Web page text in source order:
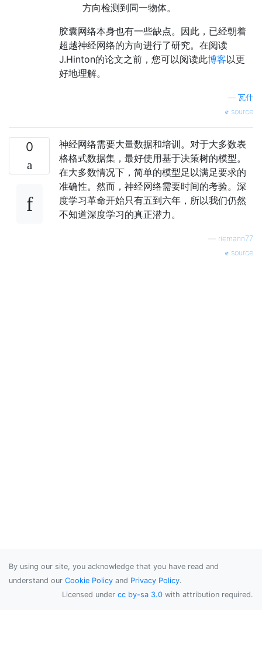
方向检测到同一物体。
胶囊网络本身也有一些缺点。因此，已经朝着
超越神经网络的方向进行了研究。在阅读
J.Hinton的论文之前，您可以阅读此博客以更
好地理解。
瓦什
source
0
神经网络需要大量数据和培训。对于大多数表
格格式数据集，最好使用基于决策树的模型。
在大多数情况下，简单的模型足以满足要求的
准确性。然而，神经网络需要时间的考验。深
度学习革命开始只有五到六年，所以我们仍然
不知道深度学习的真正潜力。
riemann77
source
By using our site, you acknowledge that you have read and
understand our Cookie Policy and Privacy Policy.
Licensed under cc by-sa 3.0 with attribution required.